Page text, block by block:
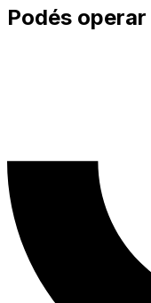
Podés